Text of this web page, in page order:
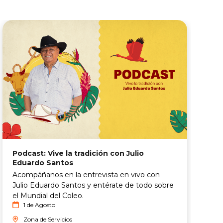
Podcast: Vive la tradición con Julio
Eduardo Santos
Acompáñanos en la entrevista en vivo con
Julio Eduardo Santos y entérate de todo sobre
el Mundial del Coleo.
1 de Agosto
Zona de Servicios